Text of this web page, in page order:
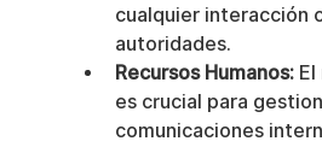
cualquier interacción
autoridades.
Recursos Humanos: El
es crucial para
comunicaciones